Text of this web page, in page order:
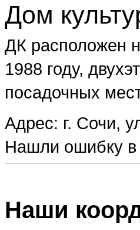
Дом
ДК расположен
1988 году,
посадочных
Адрес: г. Сочи,
Нашли ошибку в
Наши